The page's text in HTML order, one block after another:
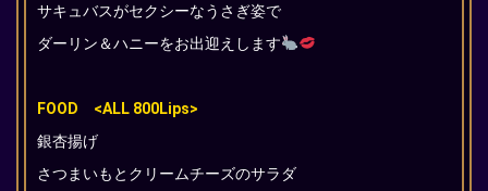
サキュバスがセクシーなうさぎ姿で
ダーリン＆ハニーをお出迎えします
FOOD <ALL 800Lips>
銀杏揚げ
さつまいもとクリームチーズのサラダ